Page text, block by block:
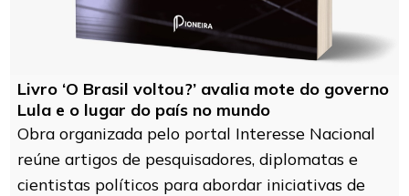
Livro ‘O Brasil voltou?’ avalia mote do governo
Lula e o lugar do país no mundo
Obra organizada pelo portal Interesse Nacional
reúne artigos de pesquisadores, diplomatas e
cientistas políticos para abordar iniciativas de